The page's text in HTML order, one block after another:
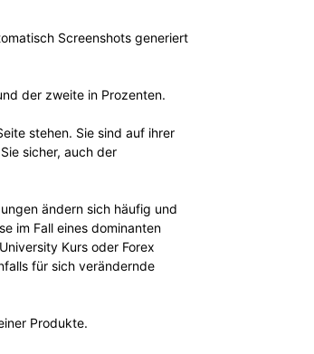
Screenshots generiert
der zweite in Prozenten.
stehen. Sie sind auf ihrer
sicher, auch der
ändern sich häufig und
im Fall eines dominanten
Kurs oder Forex
für sich verändernde
Produkte.